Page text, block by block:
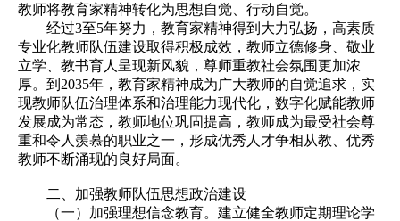
教师将教育家精神转化为思想自觉、行动自觉。
经过3至5年努力，教育家精神得到大力弘扬，高素质
专业化教师队伍建设取得积极成效，教师立德修身、敬业
立学、教书育人呈现新风貌，尊师重教社会氛围更加浓
厚。到2035年，教育家精神成为广大教师的自觉追求，实
现教师队伍治理体系和治理能力现代化，数字化赋能教师
发展成为常态，教师地位巩固提高，教师成为最受社会尊
重和令人羡慕的职业之一，形成优秀人才争相从教、优秀
教师不断涌现的良好局面。
二、加强教师队伍思想政治建设
（一）加强理想信念教育。建立健全教师定期理论学